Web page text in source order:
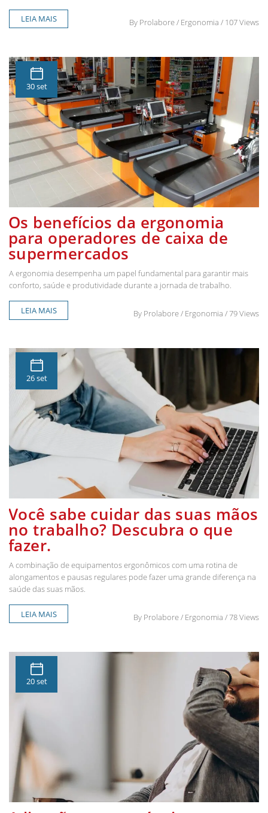
LEIA MAIS By Prolabore/ Ergonomia / 107 Views
30 set
Os benefícios da ergonomia
para operadores de caixa de
supermercados
A ergonomia desempenha um papel fundamental para garantir mais
conforto, saúde e produtividade durante a jornada de trabalho.
LEIA MAIS By Prolabore/ Ergonomia / 79 Views
26 set
Você sabe cuidar das suas mãos
no trabalho? Descubra o que
fazer.
A combinação de equipamentos ergonômicos com uma rotina de
alongamentos e pausas regulares pode fazer uma grande diferença na
saúde das suas mãos.
LEIA MAIS By Prolabore/ Ergonomia / 78 Views
20 set